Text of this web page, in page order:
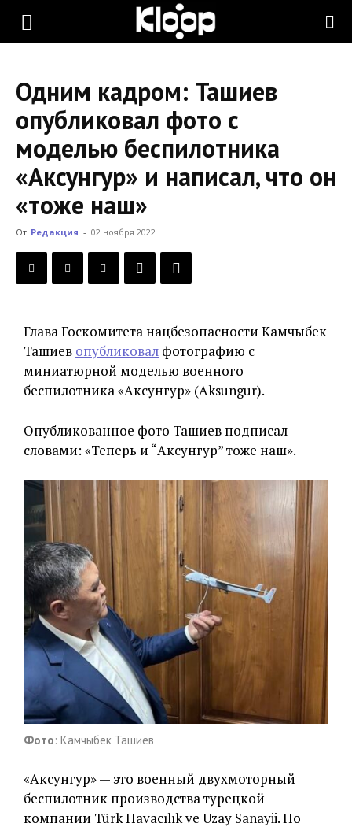
KLOOP.KG
Новости
Кыргызстана
Одним кадром: Ташиев
опубликовал фото с
моделью беспилотника
«Аксунгур» и написал, что он
«тоже наш»
От Редакция - 02 ноября 2022
Глава Госкомитета нацбезопасности Камчыбек
Ташиев опубликовал фотографию с
миниатюрной моделью военного
беспилотника «Аксунгур» (Aksungur).
Опубликованное фото Ташиев подписал
словами: «Теперь и “Аксунгур” тоже наш».
Фото: Камчыбек Ташиев
«Аксунгур» — это военный двухмоторный
беспилотник производства турецкой
компании Türk Havacılık ve Uzay Sanayii. По